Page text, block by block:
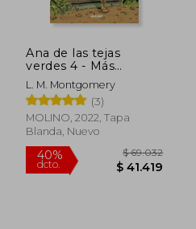
10%
dcto.
Ana de las tejas
verdes 4 - Más
aventuras en Avonlea
L. M. Montgomery
(3)
MOLINO, 2022, Tapa
Blanda, Nuevo